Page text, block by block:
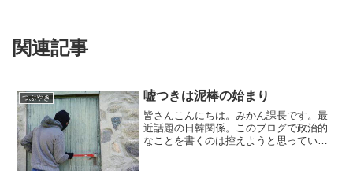
関連記事
つぶやき 嘘つきは泥棒の始まり
皆さんこんにちは。みかん課長です。最
近話題の日韓関係。このブログで政治的
なことを書くのは控えようと思っていた